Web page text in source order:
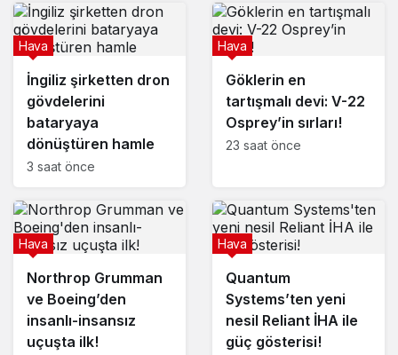
İngiliz şirketten dron
gövdelerini
bataryaya
dönüştüren hamle
Hava
3 saat önce
Göklerin en
tartışmalı devi: V-22
Osprey’in sırları!
Hava
23 saat önce
Northrop Grumman
ve Boeing’den
insanlı-insansız
uçuşta ilk!
Hava
Quantum
Systems’ten yeni
nesil Reliant İHA ile
güç gösterisi!
Hava